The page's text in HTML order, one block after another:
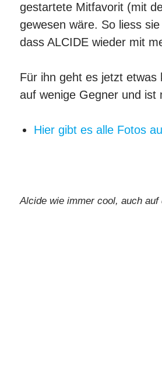
gestartete Mitfavorit (mit
gewesen wäre. So liess
dass ALCIDE wieder mit
Für ihn geht es jetzt
auf wenige Gegner und ist
Hier gibt es alle Fotos
Alcide wie immer cool, auch auf